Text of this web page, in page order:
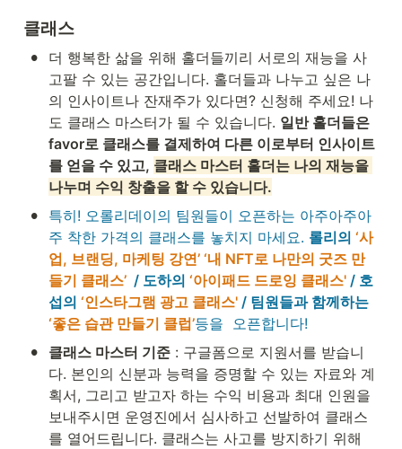
클래스
•
더 행복한 삶을 위해 홀더들끼리 서로의 재능을 사
고팔 수 있는 공간입니다. 홀더들과 나누고 싶은 나
의 인사이트나 잔재주가 있다면? 신청해 주세요! 나
도 클래스 마스터가 될 수 있습니다. 일반 홀더들은
favor로 클래스를 결제하여 다른 이로부터 인사이트
를 얻을 수 있고, 클래스 마스터 홀더는 나의 재능을
나누며 수익 창출을 할 수 있습니다.
•
특히! 오롤리데이의 팀원들이 오픈하는 아주아주아
주 착한 가격의 클래스를 놓치지 마세요. 롤리의 ‘사
업, 브랜딩, 마케팅 강연’ ‘내 NFT로 나만의 굿즈 만
들기 클래스’ / 도하의 ‘아이패드 드로잉 클래스' / 호
섭의 ‘인스타그램 광고 클래스'
‘좋은 습관 만들기 클럽’등을  오픈합니다!
• 클래스 마스터 기준 : 구글폼으로 지원서를 받습니
다. 본인의 신분과 능력을 증명할 수 있는 자료와 계
획서, 그리고 받고자 하는 수익 비용과 최대 인원을
보내주시면 운영진에서 심사하고 선발하여 클래스
를 열어드립니다. 클래스는 사고를 방지하기 위해